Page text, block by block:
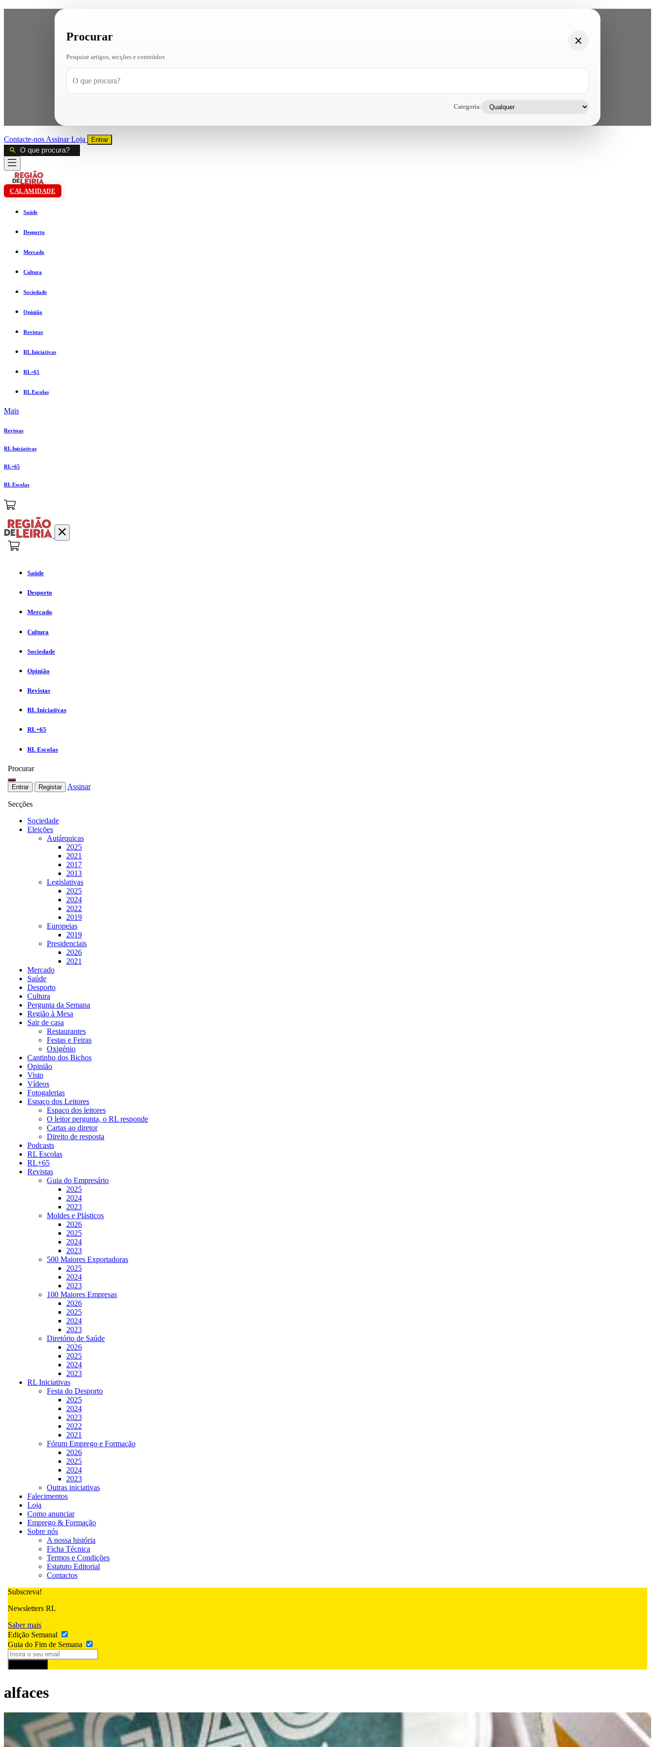
Procurar
Pesquise artigos, secções e conteúdos
Categoria:
Contacte-nos AssinarLoja Entrar
CALAMIDADE
Saúde
Desporto
Mercado
Cultura
Sociedade
Opinião
Revistas
RL Iniciativas
RL+65
RL Escolas
Mais
Revistas
RL Iniciativas
RL+65
RL Escolas
Saúde
Desporto
Mercado
Cultura
Sociedade
Opinião
Revistas
RL Iniciativas
RL+65
RL Escolas
Procurar
Entrar Registar Assinar
Secções
Sociedade
Eleições
Autárquicas
2025
2021
2017
2013
Legislativas
2025
2024
2022
2019
Europeias
2019
Presidenciais
2026
2021
Mercado
Saúde
Desporto
Cultura
Pergunta da Semana
Região à Mesa
Sair de casa
Restaurantes
Festas e Feiras
Oxigénio
Cantinho dos Bichos
Opinião
Visto
Vídeos
Fotogalerias
Espaço dos Leitores
Espaço dos leitores
O leitor pergunta, o RL responde
Cartas ao diretor
Direito de resposta
Podcasts
RL Escolas
RL+65
Revistas
Guia do Empresário
2025
2024
2023
Moldes e Plásticos
2026
2025
2024
2023
500 Maiores Exportadoras
2025
2024
2023
100 Maiores Empresas
2026
2025
2024
2023
Diretório de Saúde
2026
2025
2024
2023
RL Iniciativas
Festa do Desporto
2025
2024
2023
2022
2021
Fórum Emprego e Formação
2026
2025
2024
2023
Outras iniciativas
Falecimentos
Loja
Como anunciar
Emprego & Formação
Sobre nós
A nossa história
Ficha Técnica
Termos e Condições
Estatuto Editorial
Contactos
Subscreva!
Newsletters RL
Saber mais
Edição Semanal
Guia do Fim de Semana
alfaces